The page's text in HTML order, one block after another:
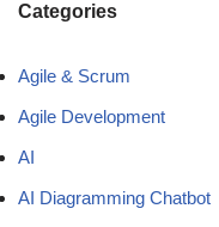
Categories
Agile & Scrum
Agile Development
AI
AI Diagramming Chatbot